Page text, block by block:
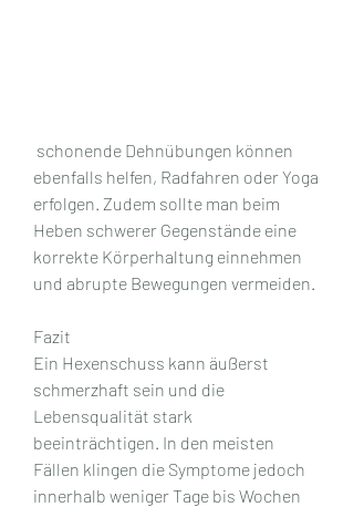
ebenfalls helfen, Radfahren oder Yoga
erfolgen. Zudem sollte man beim
Heben schwerer Gegenstände eine
korrekte Körperhaltung einnehmen
und abrupte Bewegungen vermeiden.
Fazit
Ein Hexenschuss kann äußerst
schmerzhaft sein und die
Lebensqualität stark
beeinträchtigen. In den meisten
Fällen klingen die Symptome jedoch
innerhalb weniger Tage bis Wochen